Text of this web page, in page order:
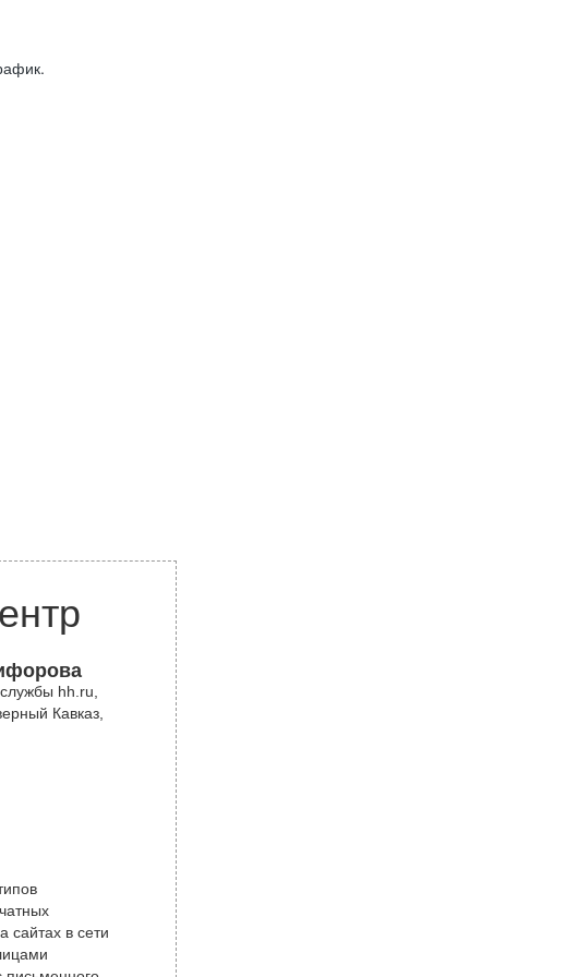
hh.ru,
Кавказ,
сайтах в сети